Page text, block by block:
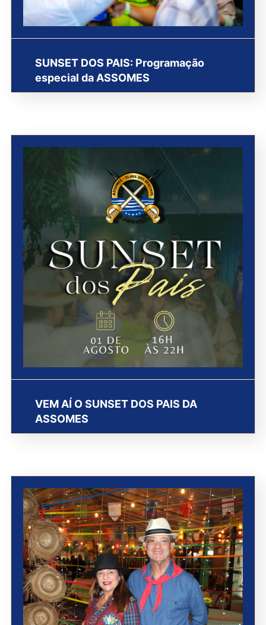
SUNSET DOS PAIS: Programação
especial da ASSOMES
VEM AÍ O SUNSET DOS PAIS DA
ASSOMES